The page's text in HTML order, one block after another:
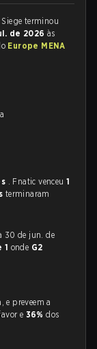
terminou
de 2026 às
Europe MENA
. Fnatic venceu1
terminaram
30 de jun. de
1 onde G2
e preveem a
e 36%dos